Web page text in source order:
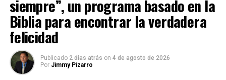
La administración de Biden, defendiendo la ley que el
presidente Joe Biden firmó en abril después que fue
aprobada por amplias mayorías bipartidistas en el
Congreso, sostiene que“nadie puede disputar
seriamente que el control de TikTok por parte de
siempre”, un programa basado en la
Biblia para encontrar la verdadera
felicidad
Publicado 2 días atrás on 4 de agosto de 2026
Por Jimmy Pizarro